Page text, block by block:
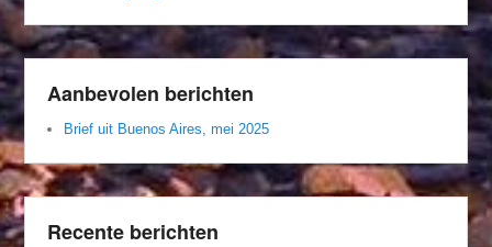
Aanbevolen berichten
Brief uit Buenos Aires, mei 2025
Recente berichten